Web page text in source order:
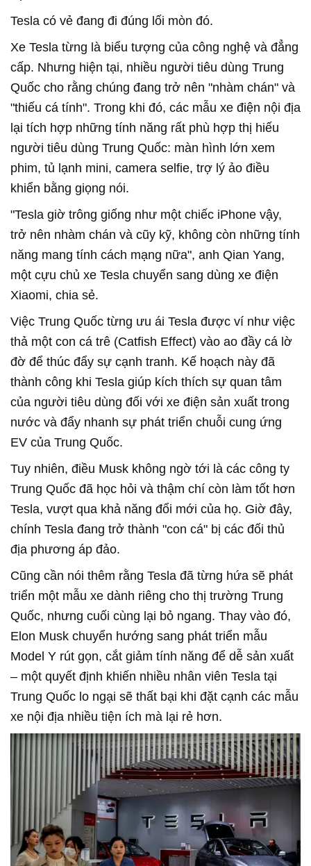
Tesla có vẻ đang đi đúng lối mòn đó.
Xe Tesla từng là biểu tượng của công nghệ và đẳng
cấp. Nhưng hiện tại, nhiều người tiêu dùng Trung
Quốc cho rằng chúng đang trở nên "nhàm chán" và
"thiếu cá tính". Trong khi đó, các mẫu xe điện nội địa
lại tích hợp những tính năng rất phù hợp thị hiếu
người tiêu dùng Trung Quốc: màn hình lớn xem
phim, tủ lạnh mini, camera selfie, trợ lý ảo điều
khiển bằng giọng nói.
"Tesla giờ trông giống như một chiếc iPhone vậy,
trở nên nhàm chán và cũy kỹ, không còn những tính
năng mang tính cách mạng nữa", anh Qian Yang,
một cựu chủ xe Tesla chuyển sang dùng xe điện
Xiaomi, chia sẻ.
Việc Trung Quốc từng ưu ái Tesla được ví như việc
thả một con cá trê (Catfish Effect) vào ao đầy cá lờ
đờ để thúc đẩy sự cạnh tranh. Kế hoạch này đã
thành công khi Tesla giúp kích thích sự quan tâm
của người tiêu dùng đối với xe điện sản xuất trong
nước và đẩy nhanh sự phát triển chuỗi cung ứng
EV của Trung Quốc.
Tuy nhiên, điều Musk không ngờ tới là các công ty
Trung Quốc đã học hỏi và thậm chí còn làm tốt hơn
Tesla, vượt qua khả năng đổi mới của họ. Giờ đây,
chính Tesla đang trở thành "con cá" bị các đối thủ
địa phương áp đảo.
Cũng cần nói thêm rằng Tesla đã từng hứa sẽ phát
triển một mẫu xe dành riêng cho thị trường Trung
Quốc, nhưng cuối cùng lại bỏ ngang. Thay vào đó,
Elon Musk chuyển hướng sang phát triển mẫu
Model Y rút gọn, cắt giảm tính năng để dễ sản xuất
– một quyết định khiến nhiều nhân viên Tesla tại
Trung Quốc lo ngại sẽ thất bại khi đặt cạnh các mẫu
xe nội địa nhiều tiện ích mà lại rẻ hơn.